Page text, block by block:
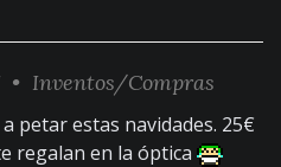
• Inventos/Compras
petar estas navidades. 25€
regalan en la óptica